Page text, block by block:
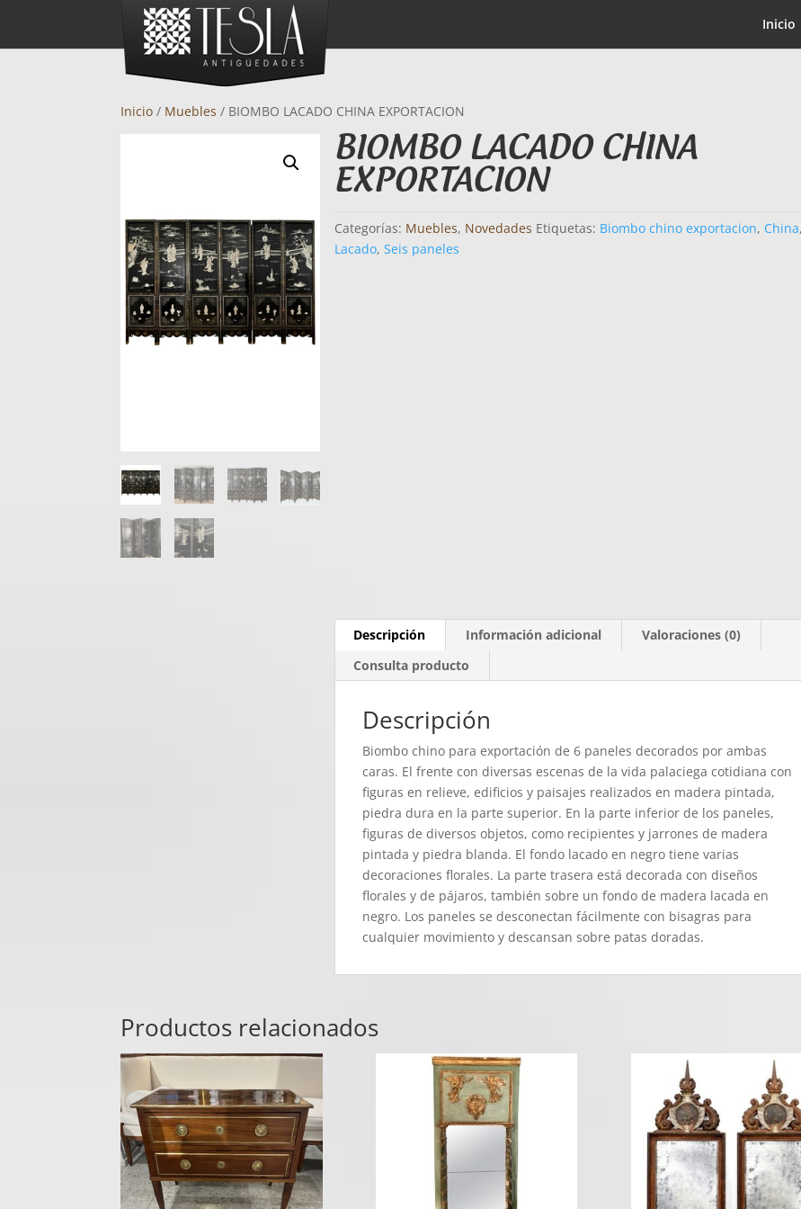
Inicio
Inicio / Muebles / BIOMBO LACADO CHINA EXPORTACION
BIOMBO LACADO CHINA
EXPORTACION
Categorías: Muebles, Novedades Etiquetas: Biombo chino exportacion, China,
Lacado, Seis paneles
Descripción Información adicional
Valoraciones (0)
Consulta producto
Descripción
Biombo chino para exportación de 6 paneles decorados por ambas
caras. El frente con diversas escenas de la vida palaciega cotidiana con
figuras en relieve, edificios y paisajes realizados en madera pintada,
piedra dura en la parte superior. En la parte inferior de los paneles,
figuras de diversos objetos, como recipientes y jarrones de madera
pintada y piedra blanda. El fondo lacado en negro tiene varias
decoraciones florales. La parte trasera está decorada con diseños
florales y de pájaros, también sobre un fondo de madera lacada en
negro. Los paneles se desconectan fácilmente con bisagras para
cualquier movimiento y descansan sobre patas doradas.
Productos relacionados